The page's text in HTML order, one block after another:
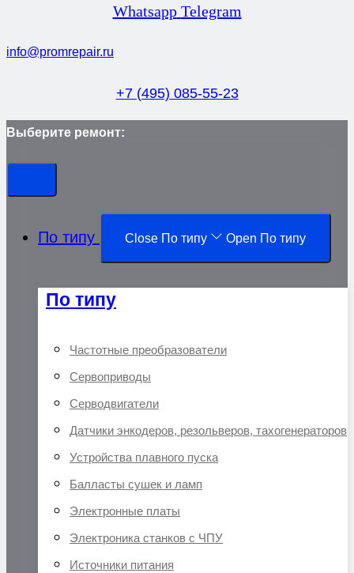
Whatsapp Telegram
info@promrepair.ru
+7 (495) 085-55-23
Выберите ремонт:
По типу Close По типу Open По типу
По типу
Частотные преобразователи
Сервоприводы
Серводвигатели
Датчики энкодеров, резольверов, тахогенераторов
Устройства плавного пуска
Балласты сушек и ламп
Электронные платы
Электроника станков с ЧПУ
Источники питания